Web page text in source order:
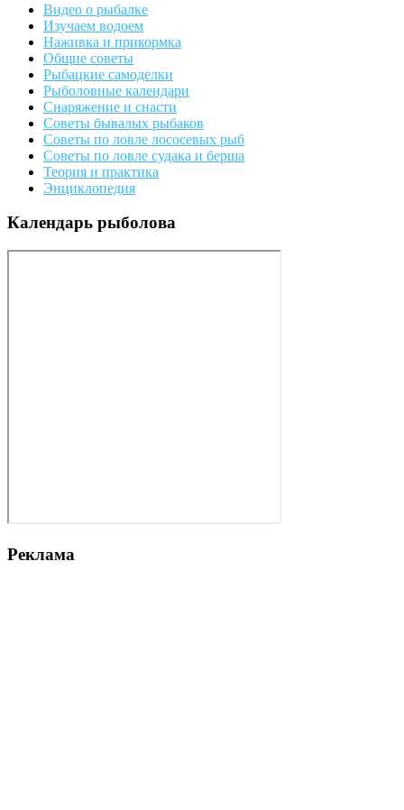
Видео о рыбалке
Изучаем водоем
Наживка и прикормка
Общие советы
Рыбацкие самоделки
Рыболовные календари
Снаряжение и снасти
Советы бывалых рыбаков
Советы по ловле лососевых рыб
Советы по ловле судака и берша
Теория и практика
Энциклопедия
Календарь рыболова
Реклама